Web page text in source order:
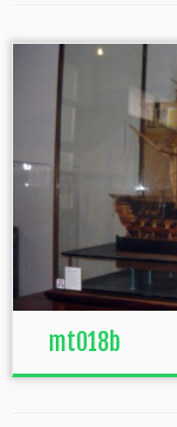
mt018b